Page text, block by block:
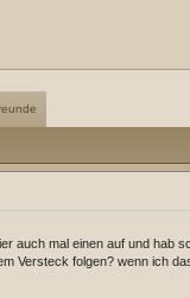
auch mal einen auf und hab
Versteck folgen? wenn ich